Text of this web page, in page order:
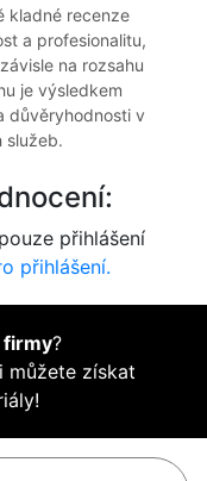
kladné recenze
a profesionalitu,
na rozsahu
je výsledkem
důvěryhodnosti v
služeb.
přihlášení
přihlášení.
firmy?
můžete získat